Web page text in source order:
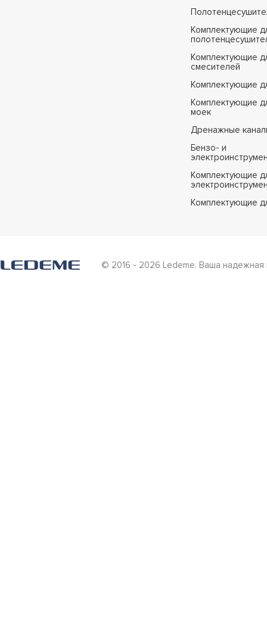
Комплектующие
Комплектующие
смесителей
Комплектующие
Комплектующие
моек
Дренажные
Бензо- и
Комплектующие
Комплектующие
© 2016 - 2026 Ledeme. Ваша